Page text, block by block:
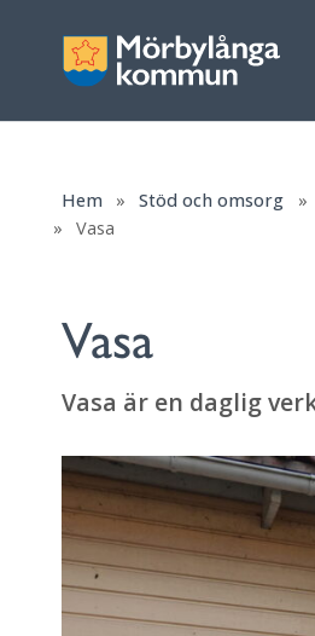
Hem » Stöd och omsorg »
»
Vasa
Vasa
Vasa är en daglig